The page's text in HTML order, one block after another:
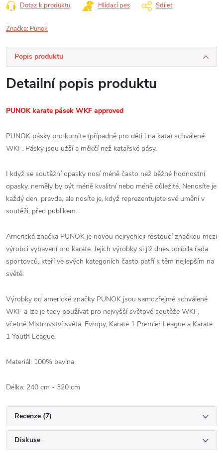
Dotaz k produktu Hlídací pes Sdílet
Značka: Punok
Popis produktu
Detailní popis produktu
PUNOK karate pásek WKF approved
PUNOK pásky pro kumite (případně pro děti i na kata) schválené
WKF. Pásky jsou užší a měkčí než katařské pásy.
I když se soutěžní opasky nosí méně často než běžné hodnostní
opasky, neměly by být méně kvalitní nebo méně důležité. Nenosíte je
každý den, pravda, ale nosíte je, když reprezentujete své umění v
soutěži, před publikem.
Americká značka PUNOK je novou nejrychleji rostoucí značkou mezi
výrobci vybavení pro karate. Jejich výrobky si již dnes oblíbila řada
sportovců, kteří ve svých kategoriích často patří k těm nejlepším na
světě.
Výrobky od americké značky PUNOK jsou samozřejmě schválené
WKF a lze je tedy používat pro nejvyšší světové soutěže WKF,
včetně Mistrovství světa, Evropy, Karate 1 Premier League a Karate
1 Youth League.
Materiál: 100% bavlna
Délka: 240 cm - 320 cm
Recenze (7)
Diskuse